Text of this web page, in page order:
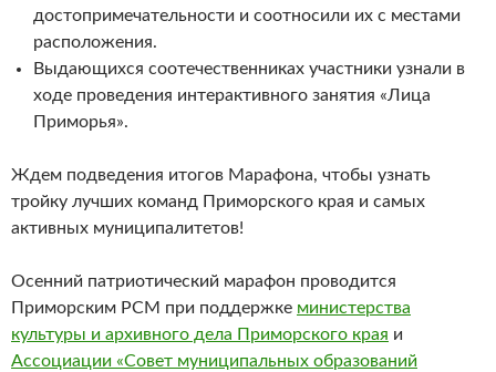
достопримечательности и соотносили их с местами
расположения.
Выдающихся соотечественниках участники узнали в
ходе проведения интерактивного занятия «Лица
Приморья».
Ждем подведения итогов Марафона, чтобы узнать
тройку лучших команд Приморского края и самых
активных муниципалитетов!
Осенний патриотический марафон проводится
Приморским РСМ при поддержке министерства
культуры и архивного дела Приморского края и
Ассоциации «Совет муниципальных образований